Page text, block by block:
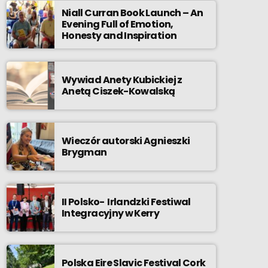
Niall Curran Book Launch – An
Evening Full of Emotion,
Honesty and Inspiration
Wywiad Anety Kubickiej z
Anetą Ciszek-Kowalską
Wieczór autorski Agnieszki
Brygman
II Polsko- Irlandzki Festiwal
Integracyjny w Kerry
Polska Eire Slavic Festival Cork